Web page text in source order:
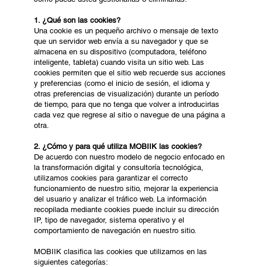
1. ¿Qué son las cookies?
Una cookie es un pequeño archivo o mensaje de texto
que un servidor web envía a su navegador y que se
almacena en su dispositivo (computadora, teléfono
inteligente, tableta) cuando visita un sitio web. Las
cookies permiten que el sitio web recuerde sus acciones
y preferencias (como el inicio de sesión, el idioma y
otras preferencias de visualización) durante un período
de tiempo, para que no tenga que volver a introducirlas
cada vez que regrese al sitio o navegue de una página a
otra.
2. ¿Cómo y para qué utiliza MOBIIK las cookies?
De acuerdo con nuestro modelo de negocio enfocado en
la transformación digital y consultoría tecnológica,
utilizamos cookies para garantizar el correcto
funcionamiento de nuestro sitio, mejorar la experiencia
del usuario y analizar el tráfico web. La información
recopilada mediante cookies puede incluir su dirección
IP, tipo de navegador, sistema operativo y el
comportamiento de navegación en nuestro sitio.
MOBIIK clasifica las cookies que utilizamos en las
siguientes categorías: